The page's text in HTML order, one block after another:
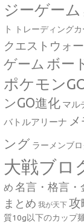
ジーゲーム
ト
トレーディング
クエストウォ
ゲーム ボー
ポケモン
ンGO進化 マル
バトルアリーナ
ング ラーメンブ
大戦ブロ
め 名言・格言・
まとめ 我が天下 攻
質10g以下のカップ